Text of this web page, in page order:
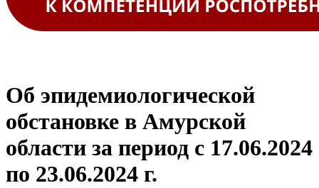
Об эпидемиологической
обстановке в Амурской
области за период с 17.06.2024
по 23.06.2024 г.